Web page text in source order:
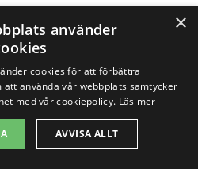
gratis och utan
×
använder
cookies för att förbättra
att använda vår webbplats samtycker
med vår cookiepolicy. Läs mer
AVVISA ALLT